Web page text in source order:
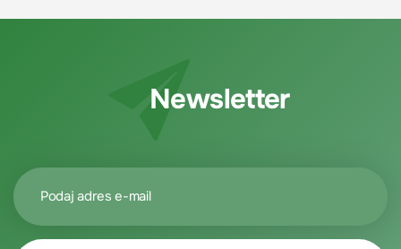
Newsletter